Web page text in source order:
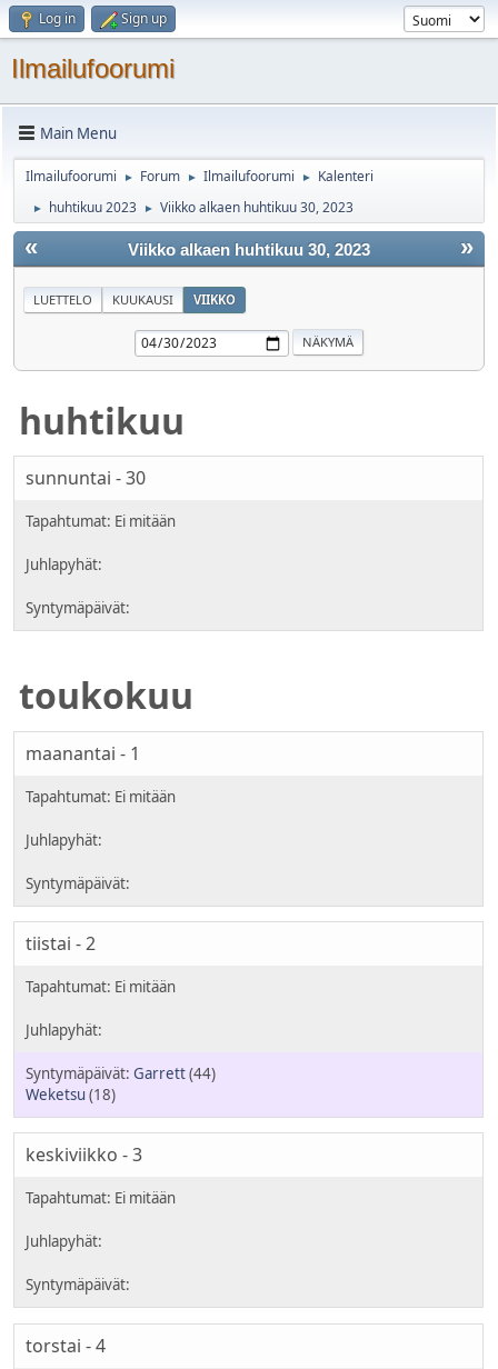
Log in Sign up
Ilmailufoorumi
Main Menu
Ilmailufoorumi ► Forum ► Ilmailufoorumi ► Kalenteri
► huhtikuu 2023 ► Viikko alkaen huhtikuu 30, 2023
« »
Viikko alkaen huhtikuu 30, 2023
LUETTELO KUUKAUSI VIIKKO
huhtikuu
sunnuntai - 30
toukokuu
maanantai - 1
tiistai - 2
Garrett(44)
Weketsu (18)
keskiviikko - 3
torstai - 4